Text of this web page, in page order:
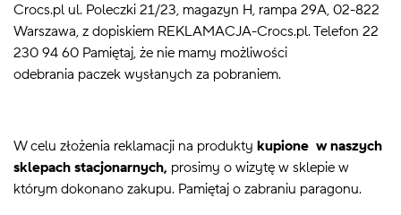
Crocs.pl ul. Poleczki 21/23, magazyn H, rampa 29A, 02-822
Warszawa, z dopiskiem REKLAMACJA-Crocs.pl. Telefon 22
230 94 60 Pamiętaj, że nie mamy możliwości
odebrania paczek wysłanych za pobraniem.
W celu złożenia reklamacji na produkty kupione w naszych
sklepach stacjonarnych, prosimy o wizytę w sklepie w
którym dokonano zakupu. Pamiętaj o zabraniu paragonu.